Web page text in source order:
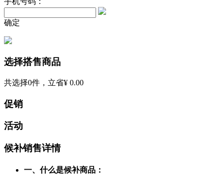
确定
选择搭售商品
共选择0件，立省¥ 0.00
促销
活动
候补销售详情
一、什么是候补商品：